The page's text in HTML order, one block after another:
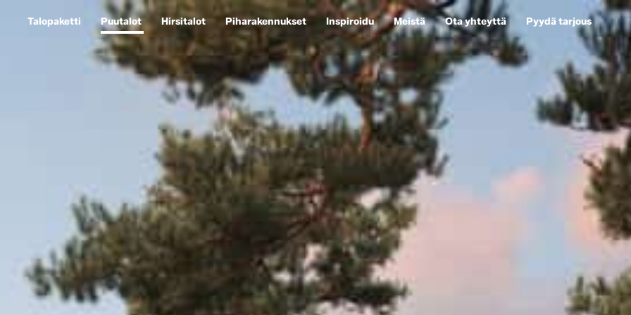
Talopaketti Puutalot Hirsitalot Piharakennukset Inspiroidu Meistä Ota yhteyttä Pyydä tarjous